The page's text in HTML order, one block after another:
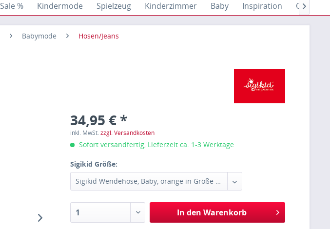
Sale % Kindermode Spielzeug Kinderzimmer Baby Inspiration Outdoor

Babymode Hosen/Jeans
34,95 € *
inkl. MwSt.zzgl. Versandkosten
Sofort versandfertig, Lieferzeit ca. 1-3 Werktage
Sigikid Größe:
In den Warenkorb